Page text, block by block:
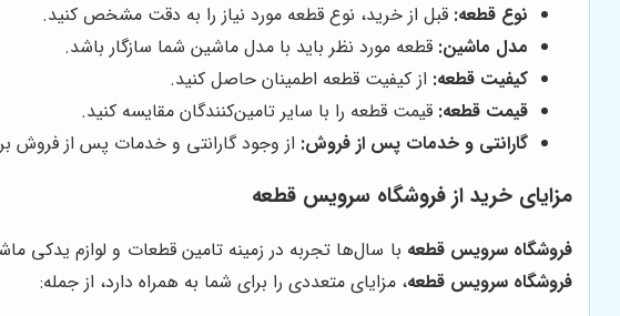
نوع قطعه: قبل از خرید، نوع قطعه مورد نیاز را به دقت مشخص کنید.
مدل ماشین: قطعه مورد نظر باید با مدل ماشین شما سازگار باشد.
کیفیت قطعه: از کیفیت قطعه اطمینان حاصل کنید.
قیمت قطعه: قیمت قطعه را با سایر تامین‌کنندگان مقایسه کنید.
گارانتی و خدمات پس از فروش: از وجود گارانتی و خدمات پس از فروش
مزایای خرید از فروشگاه سرویس قطعه
فروشگاه سرویس قطعه با سال‌ها تجربه در زمینه تامین قطعات و لوازم یدکی
فروشگاه سرویس قطعه، مزایای متعددی را برای شما به همراه دارد، از جمله: